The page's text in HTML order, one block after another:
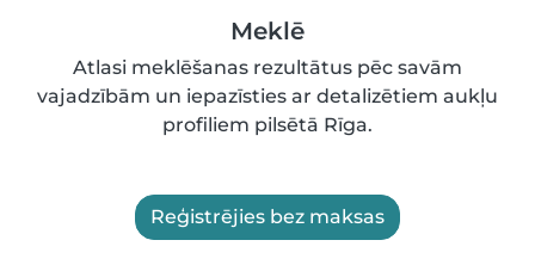
Meklē
Atlasi meklēšanas rezultātus pēc savām
vajadzībām un iepazīsties ar detalizētiem aukļu
profiliem pilsētā Rīga.
Reģistrējies bez maksas